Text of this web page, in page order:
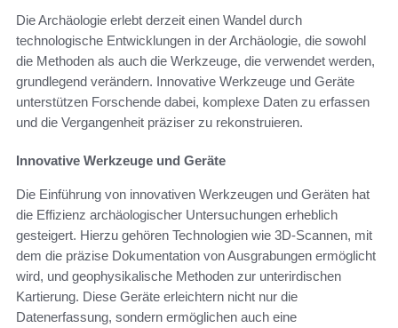
Die Archäologie erlebt derzeit einen Wandel durch
technologische Entwicklungen in der Archäologie, die sowohl
die Methoden als auch die Werkzeuge, die verwendet werden,
grundlegend verändern. Innovative Werkzeuge und Geräte
unterstützen Forschende dabei, komplexe Daten zu erfassen
und die Vergangenheit präziser zu rekonstruieren.
Innovative Werkzeuge und Geräte
Die Einführung von innovativen Werkzeugen und Geräten hat
die Effizienz archäologischer Untersuchungen erheblich
gesteigert. Hierzu gehören Technologien wie 3D-Scannen, mit
dem die präzise Dokumentation von Ausgrabungen ermöglicht
wird, und geophysikalische Methoden zur unterirdischen
Kartierung. Diese Geräte erleichtern nicht nur die
Datenerfassung, sondern ermöglichen auch eine